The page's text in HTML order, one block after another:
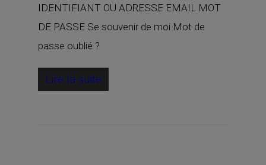
IDENTIFIANT OU ADRESSE EMAIL MOT
DE PASSE Se souvenir de moi Mot de
passe oublié ?
Lire la suite